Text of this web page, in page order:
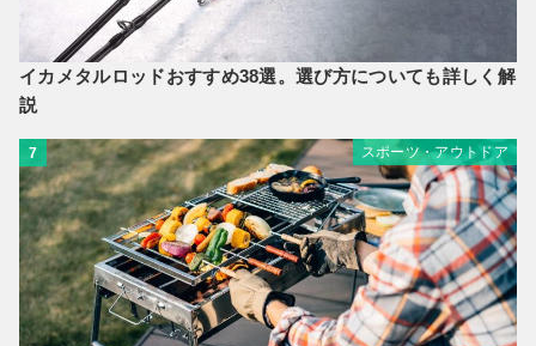
イカメタルロッドおすすめ38選。選び方についても詳しく解
説
7 スポーツ・アウトドア